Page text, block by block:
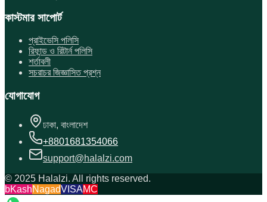
কাস্টমার সাপোর্ট
প্রাইভেসি পলিসি
রিফান্ড ও রিটার্ন পলিসি
শর্তাবলী
সচরাচর জিজ্ঞাসিত প্রশ্ন
যোগাযোগ
ঢাকা, বাংলাদেশ
+8801681354066
support@halalzi.com
© 2025 Halalzi. All rights reserved.
bKashNagadVISAMC